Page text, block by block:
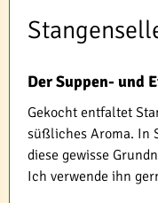
Der Suppen- und
Gekocht entfaltet
süßliches Aroma. In
diese gewisse
Ich verwende ihn